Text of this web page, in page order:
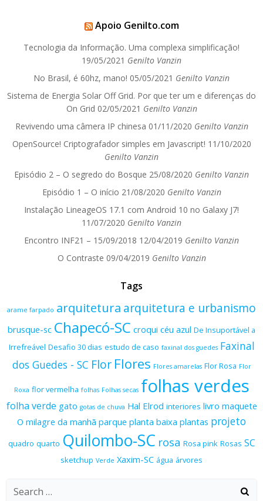
Apoio Genilto.com
Tecnologia da Informação. Uma complexa simplificação!
19/05/2021 Genilto Vanzin
No Brasil, é 60hz, mano! 05/05/2021 Genilto Vanzin
Sistema de Energia Solar Off Grid. Por que ter um e diferenças do
On Grid 02/05/2021 Genilto Vanzin
Revivendo uma câmera IP chinesa 01/11/2020 Genilto Vanzin
OpenSource! Criptografador simples em Javascript! 11/10/2020
Genilto Vanzin
Episódio 2 – O segredo do Bosque 25/08/2020 Genilto Vanzin
Episódio 1 – O início 21/08/2020 Genilto Vanzin
Instalação LineageOS 17.1 com Android 10 no Galaxy J7!
11/07/2020 Genilto Vanzin
Encontro INF21 – 15/09/2018 12/04/2019 Genilto Vanzin
O Contraste 09/04/2019 Genilto Vanzin
Tags
arame farpado arquitetura arquitetura e urbanismo
brusque-sc Chapecó-SC croqui céu azul De Insuportável a
Irrefreável Desafio 30 dias estudo de caso faxinal dos guedes Faxinal
dos Guedes - SC Flor Flores Flores amarelas Flor Rosa Flor
Roxa flor vermelha folhas Folhas secas folhas verdes
folha verde gato gotas de chuva Hal Elrod interiores livro maquete
O milagre da manhã parque planta baixa plantas projeto
quadro quarto Quilombo-SC rosa Rosa pink Rosas SC
sketchup Verde Xaxim-SC água árvores
Search